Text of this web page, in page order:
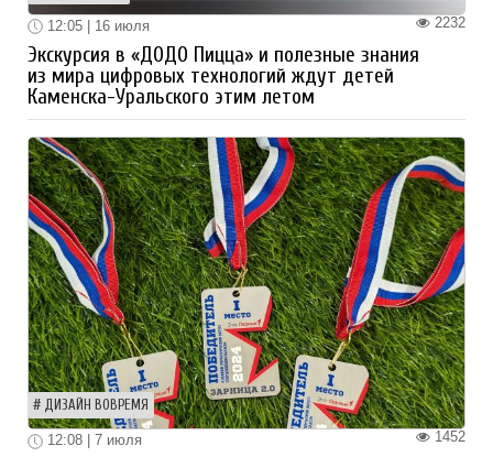
2232
12:05 | 16 июля
Экскурсия в «ДОДО Пицца» и полезные знания
из мира цифровых технологий ждут детей
Каменска-Уральского этим летом
ДИЗАЙН ВОВРЕМЯ
1452
12:08 | 7 июля